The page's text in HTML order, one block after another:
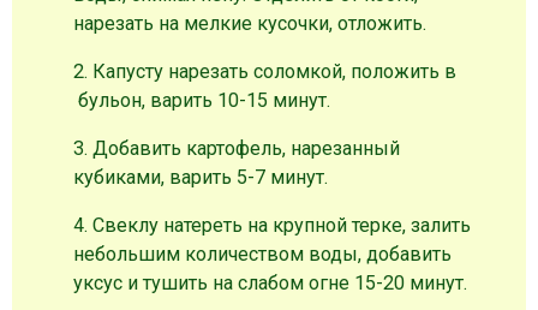
нарезать на мелкие кусочки, отложить.
2. Капусту нарезать соломкой, положить в
бульон, варить 10-15 минут.
3. Добавить картофель, нарезанный
кубиками, варить 5-7 минут.
4. Свеклу натереть на крупной терке, залить
небольшим количеством воды, добавить
уксус и тушить на слабом огне 15-20 минут.